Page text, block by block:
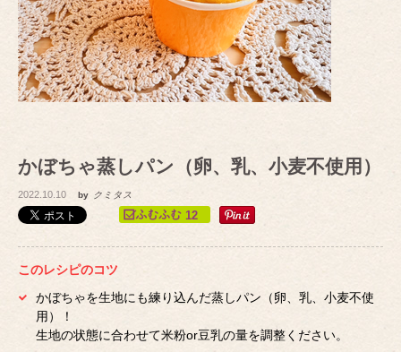
かぼちゃ蒸しパン（卵、乳、小麦不使用）
2022.10.10 by クミタス
12
このレシピのコツ
かぼちゃを生地にも練り込んだ蒸しパン（卵、乳、小麦不使
用）！
生地の状態に合わせて米粉or豆乳の量を調整ください。